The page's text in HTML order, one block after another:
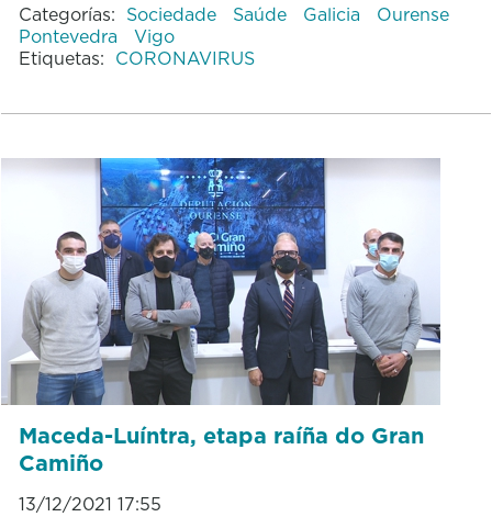
Categorías: Sociedade Saúde Galicia
Ourense
Pontevedra
Vigo
Etiquetas: CORONAVIRUS
Maceda-Luíntra, etapa raíña do Gran
Camiño
13/12/2021 17:55